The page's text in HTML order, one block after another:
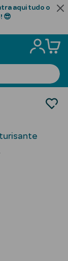
aqui tudo o
😎